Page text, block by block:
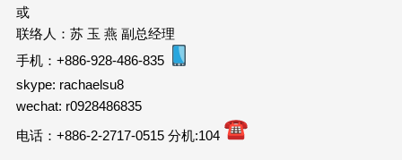
或
联络人：苏 玉 燕 副总经理
手机：+886-928-486-835
skype: rachaelsu8
wechat: r0928486835
电话：+886-2-2717-0515 分机:104